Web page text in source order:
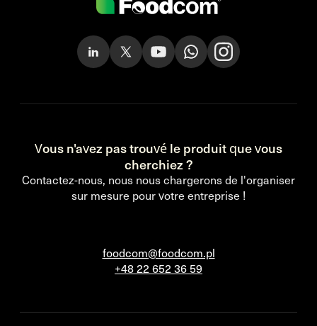
Vous n'avez pas trouvé le produit que vous
cherchiez ?
Contactez-nous, nous nous chargerons de l'organiser
sur mesure pour votre entreprise !
foodcom@foodcom.pl
+48 22 652 36 59